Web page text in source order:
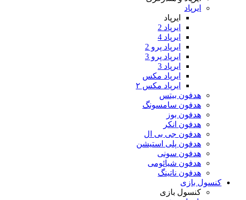
ایرپاد
ایرپاد
ایرپاد 2
ایرپاد 4
ایرپاد پرو 2
ایرپاد پرو 3
ایرپاد 3
ایرپاد مکس
ایرپاد مکس ۲
هدفون بیتس
هدفون سامسونگ
هدفون بوز
هدفون انکر
هدفون جی بی ال
هدفون پلی استیشن
هدفون سونی
هدفون شیائومی
هدفون ناتینگ
کنسول بازی
کنسول بازی